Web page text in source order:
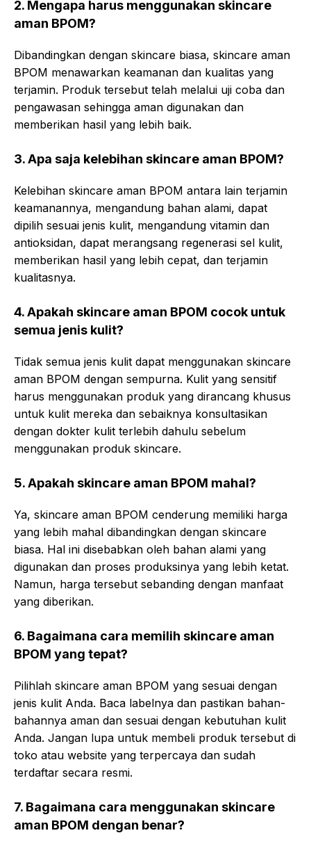
2. Mengapa harus menggunakan skincare
aman BPOM?
Dibandingkan dengan skincare biasa, skincare aman
BPOM menawarkan keamanan dan kualitas yang
terjamin. Produk tersebut telah melalui uji coba dan
pengawasan sehingga aman digunakan dan
memberikan hasil yang lebih baik.
3. Apa saja kelebihan skincare aman BPOM?
Kelebihan skincare aman BPOM antara lain terjamin
keamanannya, mengandung bahan alami, dapat
dipilih sesuai jenis kulit, mengandung vitamin dan
antioksidan, dapat merangsang regenerasi sel kulit,
memberikan hasil yang lebih cepat, dan terjamin
kualitasnya.
4. Apakah skincare aman BPOM cocok untuk
semua jenis kulit?
Tidak semua jenis kulit dapat menggunakan skincare
aman BPOM dengan sempurna. Kulit yang sensitif
harus menggunakan produk yang dirancang khusus
untuk kulit mereka dan sebaiknya konsultasikan
dengan dokter kulit terlebih dahulu sebelum
menggunakan produk skincare.
5. Apakah skincare aman BPOM mahal?
Ya, skincare aman BPOM cenderung memiliki harga
yang lebih mahal dibandingkan dengan skincare
biasa. Hal ini disebabkan oleh bahan alami yang
digunakan dan proses produksinya yang lebih ketat.
Namun, harga tersebut sebanding dengan manfaat
yang diberikan.
6. Bagaimana cara memilih skincare aman
BPOM yang tepat?
Pilihlah skincare aman BPOM yang sesuai dengan
jenis kulit Anda. Baca labelnya dan pastikan bahan-
bahannya aman dan sesuai dengan kebutuhan kulit
Anda. Jangan lupa untuk membeli produk tersebut di
toko atau website yang terpercaya dan sudah
terdaftar secara resmi.
7. Bagaimana cara menggunakan skincare
aman BPOM dengan benar?